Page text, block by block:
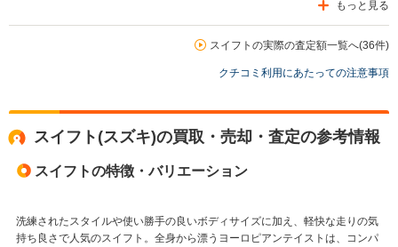
もっと見る
スイフトの実際の査定額一覧へ(36件)
クチコミ利用にあたっての注意事項
スイフト(スズキ)の買取・売却・査定の参考情報
スイフトの特徴・バリエーション
洗練されたスタイルや使い勝手の良いボディサイズに加え、軽快な走りの気
持ち良さで人気のスイフト。全身から漂うヨーロピアンテイストは、コンパ